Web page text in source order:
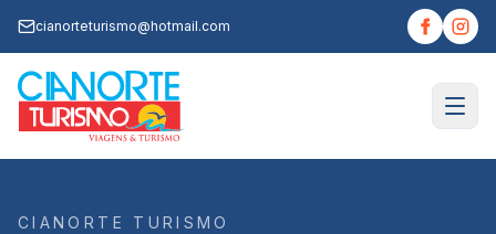
cianorteturismo@hotmail.com
CIANORTE TURISMO